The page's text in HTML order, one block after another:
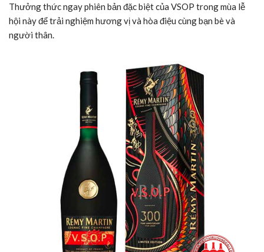
Thưởng thức ngay phiên bản đặc biệt của VSOP trong mùa lễ
hội này để trải nghiệm hương vị và hòa điệu cùng bạn bè và
người thân.